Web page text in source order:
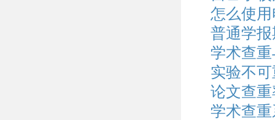
怎么使
普通学
学术查
实验不
论文查
学术查